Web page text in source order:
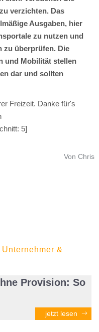
verzichten. Das
Ausgaben, hier
zu nutzen und
zu überprüfen. Die
und Mobilität stellen
dar und sollten
Freizeit. Danke für's
5]
Von Chris
&
Provision: So
jetzt lesen